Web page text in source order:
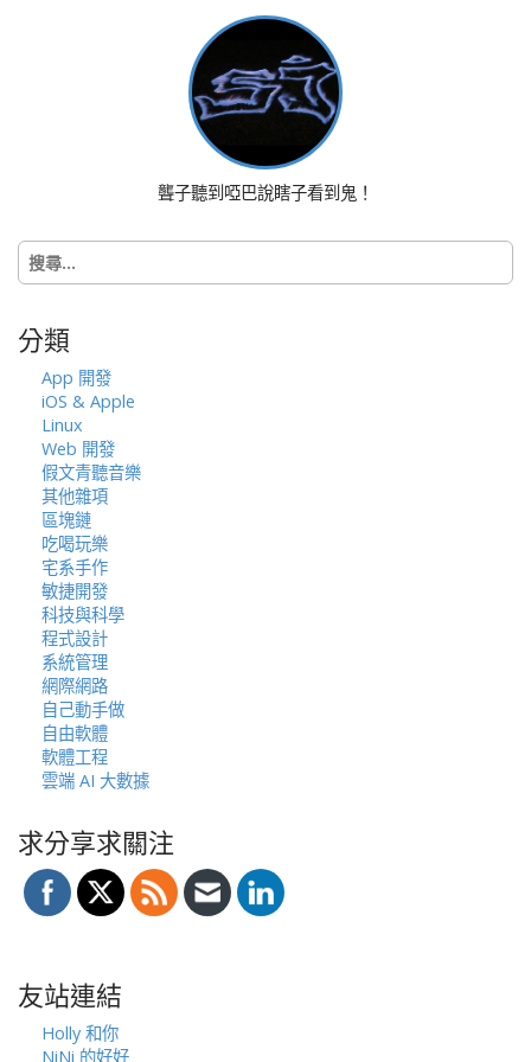
i
o
n
聾子聽到啞巴說瞎子看到鬼！
搜
尋
字:
分類
App 開發
iOS & Apple
Linux
Web 開發
假文青聽音樂
其他雜項
區塊鏈
吃喝玩樂
宅系手作
敏捷開發
科技與科學
程式設計
系統管理
網際網路
自己動手做
自由軟體
軟體工程
雲端 AI 大數據
求分享求關注
友站連結
Holly 和你
NiNi 的好好